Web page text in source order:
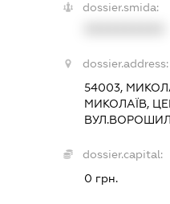
dossier.smida:
dossier.address:
54003,
МИКОЛАЇВ,
dossier.capital:
0 грн.